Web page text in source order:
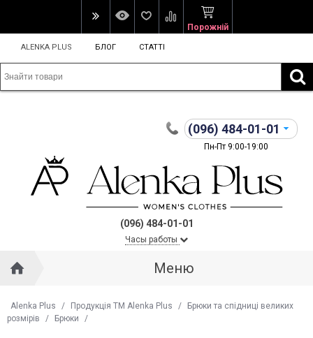
Порожній
ALENKA PLUS БЛОГ СТАТТІ
(096) 484-01-01
Пн-Пт 9:00-19:00
(096) 484-01-01
Часы работы
Меню
Alenka Plus / Продукція ТМ Alenka Plus /
Брюки та спідниці великих
розмірів
/ Брюки /